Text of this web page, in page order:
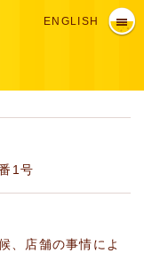
ENGLISH
1号
、店舗の事情によ